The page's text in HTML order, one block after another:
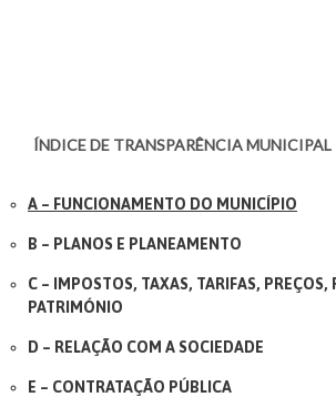
ÍNDICE DE TRANSPARÊNCIA MUNICIPAL
A – FUNCIONAMENTO DO MUNICÍPIO
B – PLANOS E PLANEAMENTO
C – IMPOSTOS, TAXAS, TARIFAS, PREÇOS,
PATRIMÓNIO
D – RELAÇÃO COM A SOCIEDADE
E – CONTRATAÇÃO PÚBLICA